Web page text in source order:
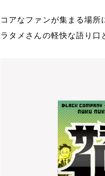
コアなファンが集まる場
ラタメさんの軽快な語り口